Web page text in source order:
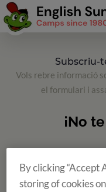
Subscriu-
Vols rebre informació
el formulari i
By clicking “Accept
storing of cookies